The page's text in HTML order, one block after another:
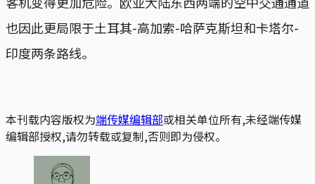
也因此更局限于土耳其-高加索-哈萨克斯坦和卡塔尔-
印度两条路线。
本刊载内容版权为端传媒编辑部或相关单位所有,未经端传媒
编辑部授权,请勿转载或复制,否则即为侵权。